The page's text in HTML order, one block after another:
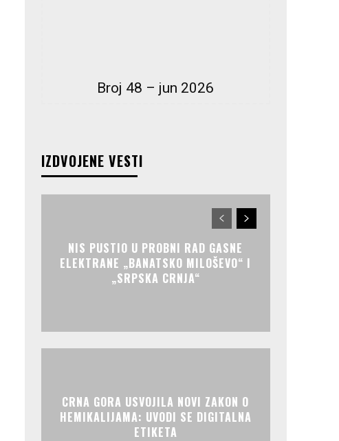
Broj 48 – jun 2026
IZDVOJENE VESTI
NIS PUSTIO U PROBNI RAD GASNE
ELEKTRANE „BANATSKO MILOŠEVO“ I
„SRPSKA CRNJA“
CRNA GORA USVOJILA NOVI ZAKON O
HEMIKALIJAMA: UVODI SE DIGITALNA
ETIKETA